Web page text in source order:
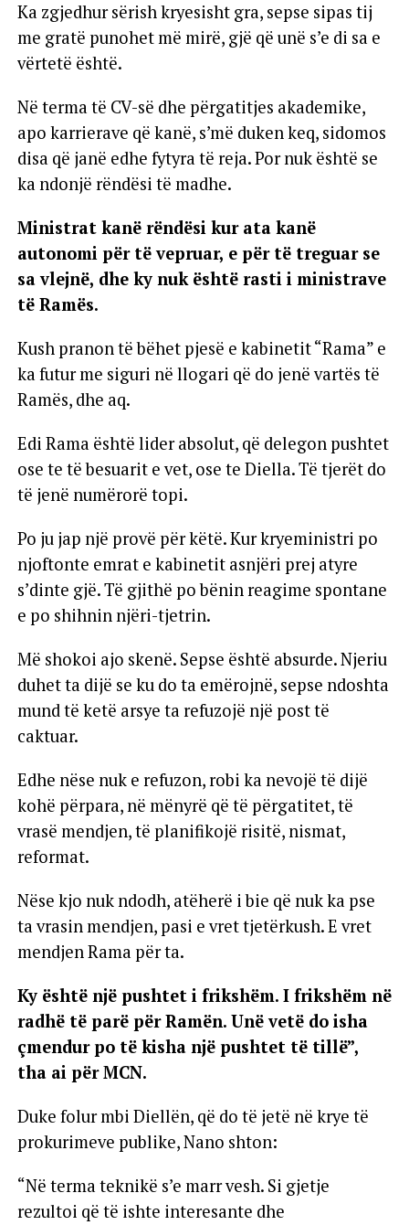
Ka zgjedhur sërish kryesisht gra, sepse sipas tij
me gratë punohet më mirë, gjë që unë s’e di sa e
vërtetë është.
Në terma të CV-së dhe përgatitjes akademike,
apo karrierave që kanë, s’më duken keq, sidomos
disa që janë edhe fytyra të reja. Por nuk është se
ka ndonjë rëndësi të madhe.
Ministrat kanë rëndësi kur ata kanë
autonomi për të vepruar, e për të treguar se
sa vlejnë, dhe ky nuk është rasti i ministrave
të Ramës.
Kush pranon të bëhet pjesë e kabinetit “Rama” e
ka futur me siguri në llogari që do jenë vartës të
Ramës, dhe aq.
Edi Rama është lider absolut, që delegon pushtet
ose te të besuarit e vet, ose te Diella. Të tjerët do
të jenë numërorë topi.
Po ju jap një provë për këtë. Kur kryeministri po
njoftonte emrat e kabinetit asnjëri prej atyre
s’dinte gjë. Të gjithë po bënin reagime spontane
e po shihnin njëri-tjetrin.
Më shokoi ajo skenë. Sepse është absurde. Njeriu
duhet ta dijë se ku do ta emërojnë, sepse ndoshta
mund të ketë arsye ta refuzojë një post të
caktuar.
Edhe nëse nuk e refuzon, robi ka nevojë të dijë
kohë përpara, në mënyrë që të përgatitet, të
vrasë mendjen, të planifikojë risitë, nismat,
reformat.
Nëse kjo nuk ndodh, atëherë i bie që nuk ka pse
ta vrasin mendjen, pasi e vret tjetërkush. E vret
mendjen Rama për ta.
Ky është një pushtet i frikshëm. I frikshëm në
radhë të parë për Ramën. Unë vetë do isha
çmendur po të kisha një pushtet të tillë”,
tha ai për MCN.
Duke folur mbi Diellën, që do të jetë në krye të
prokurimeve publike, Nano shton:
“Në terma teknikë s’e marr vesh. Si gjetje
rezultoi që të ishte interesante dhe